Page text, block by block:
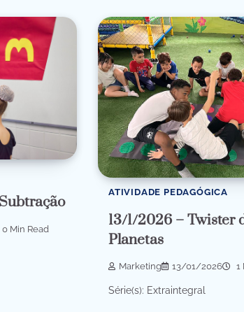
0 Min Read
ATIVIDADE PEDAGÓGICA
13/1/2026 – Twister
Planetas
Marketing 13/01/2026 1
Série(s): Extraintegral